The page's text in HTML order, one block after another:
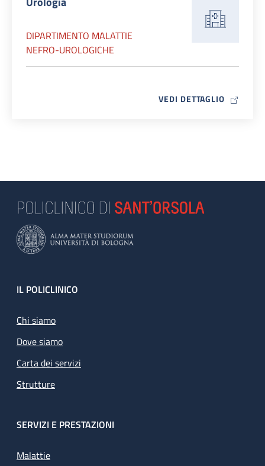
DIPARTIMENTO MALATTIE
NEFRO-UROLOGICHE
VEDI DETTAGLIO MAP ICON
Footer
IL POLICLINICO
Chi siamo
Dove siamo
Carta dei servizi
Strutture
SERVIZI E PRESTAZIONI
Malattie